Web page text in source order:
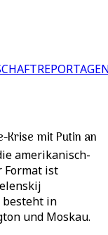
Krise mit Putin an
amerikanisch-
Format ist
besteht in
und Moskau.